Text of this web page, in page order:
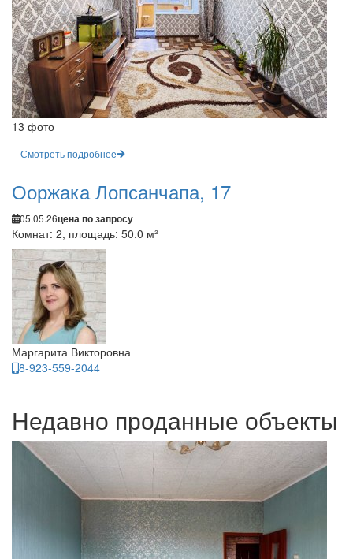
13 фото
Смотреть подробнее
Ооржака Лопсанчапа, 17
05.05.26цена по запросу
Комнат: 2, площадь: 50.0 м²
Маргарита Викторовна
8-923-559-2044
Недавно проданные объекты